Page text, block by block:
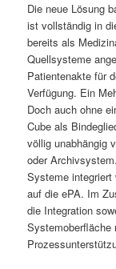
Die neue Lösung
ist vollständig in
bereits als
Quellsysteme
Patientenakte für
Verfügung. Ein
Doch auch ohne
Cube als
völlig unabhängig
oder
Systeme integriert
auf die ePA. Im
die Integration
Systemoberfläche